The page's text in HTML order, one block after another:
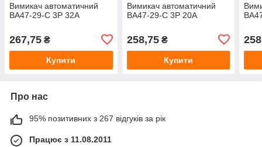
Вимикач автоматичний
ВА47-29-С 3Р 32А
267,75 ₴
Купити
Вимикач автоматичний
ВА47-29-С 3Р 20А
258,75₴
Купити
Про нас
95% позитивних з 267 відгуків за рік
Працює з 11.08.2011